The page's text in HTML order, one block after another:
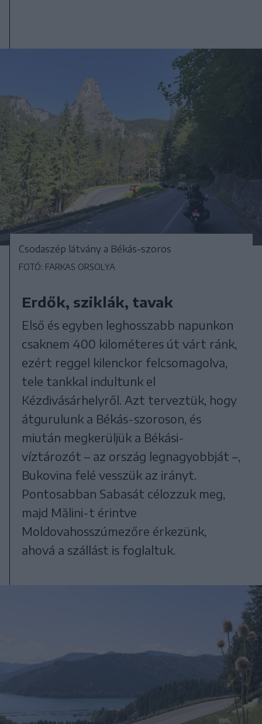
Csodaszép látvány a Békás-szoros
FOTÓ: FARKAS ORSOLYA
Erdők, sziklák, tavak
Első és egyben leghosszabb napunkon
csaknem 400 kilométeres út várt ránk,
ezért reggel kilenckor felcsomagolva,
tele tankkal indultunk el
Kézdivásárhelyről. Azt terveztük, hogy
átgurulunk a Békás-szoroson, és
miután megkerüljük a Békási-
víztározót – az ország legnagyobbját –,
Bukovina felé vesszük az irányt.
Pontosabban Sabasát célozzuk meg,
majd Mălini-t érintve
Moldovahosszúmezőre érkezünk,
ahová a szállást is foglaltuk.